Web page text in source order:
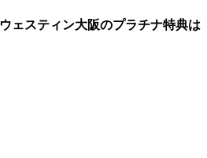
ウェスティン大阪のプラチナ特典は